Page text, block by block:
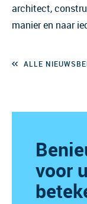
architect,
manier en naar
ALLE
voor